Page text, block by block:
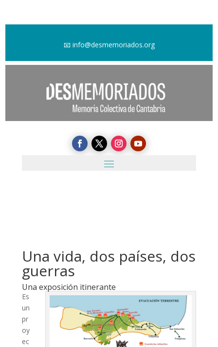
📧 info@desmemoriados.org
Una vida, dos países, dos
guerras
Una exposición itinerante
Es
un
pr
oy
ec